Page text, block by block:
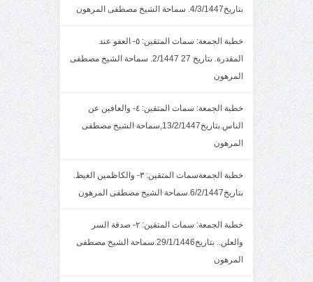
بتاريخ4/3/1447. سماحة الشيخ مصطفى المرهون
خطبة الجمعة: سمات المتقين: ٥- العفو عند
المقدرة. بتاريخ 27 2/1447. سماحة الشيخ مصطفى
المرهون
خطبة الجمعة: سمات المتقين: ٤- والعافين عن
الناس.بتاريخ13/2/1447,سماحة الشيخ مصطفى
المرهون
خطبة الجمعةسمات المتقين: ٣- والكاظمين الغيظ.
بتاريخ6/2/1447.سماحة الشيخ مصطفى المرهون
خطبة الجمعة: سمات المتقين: ٢- صدقة السر
والعلن.. بتاريخ29/1/1446.سماحة الشيخ مصطفى
المرهون